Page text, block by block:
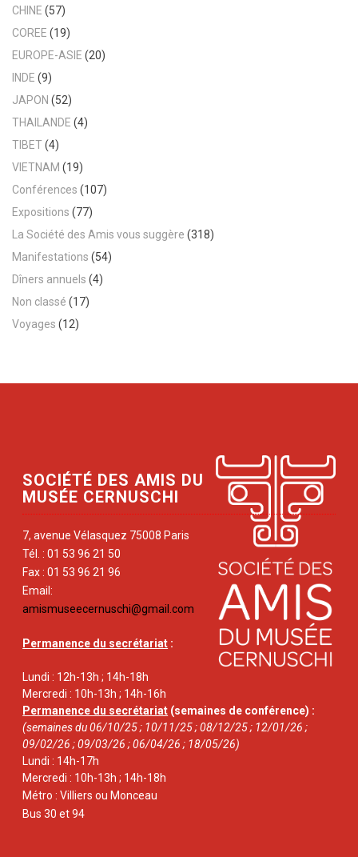
CHINE (57)
COREE (19)
EUROPE-ASIE (20)
INDE (9)
JAPON (52)
THAILANDE (4)
TIBET(4)
VIETNAM (19)
Conférences (107)
Expositions (77)
La Société des Amis vous suggère (318)
Manifestations (54)
Dîners annuels (4)
Non classé (17)
Voyages (12)
SOCIÉTÉ DES AMIS DU
MUSÉE CERNUSCHI
7, avenue Vélasquez 75008 Paris
Tél. : 01 53 96 21 50
Fax : 01 53 96 21 96
Email:
amismuseecernuschi@gmail.com
Permanence du secrétariat :
Lundi : 12h-13h ; 14h-18h
Mercredi : 10h-13h ; 14h-16h
Permanence du secrétariat (semaines de conférence) :
(semaines du 06/10/25 ; 10/11/25 ; 08/12/25 ; 12/01/26 ;
09/02/26 ; 09/03/26 ; 06/04/26 ; 18/05/26)
Lundi : 14h-17h
Mercredi : 10h-13h ; 14h-18h
Métro : Villiers ou Monceau
Bus 30 et 94